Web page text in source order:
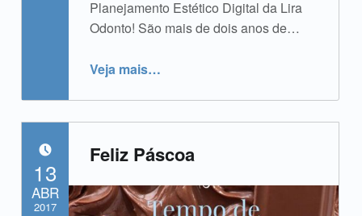
Planejamento Estético Digital da Lira
Odonto! São mais de dois anos de…
Veja mais“Curso de Imersão em Planejamento Estético Digital”
…
Feliz Páscoa
POSTADO EM:
13
ABR
2017